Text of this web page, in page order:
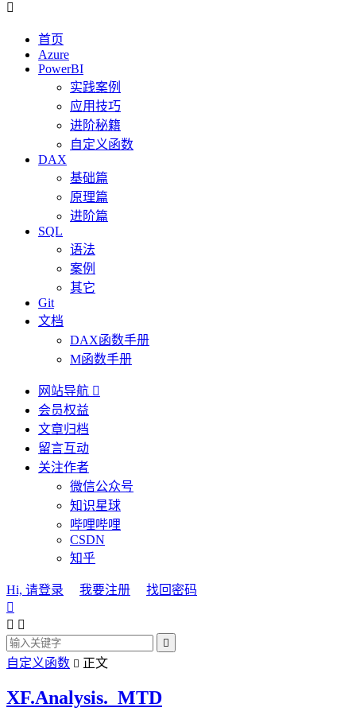

首页
Azure
PowerBI
实践案例
应用技巧
进阶秘籍
自定义函数
DAX
基础篇
原理篇
进阶篇
SQL
语法
案例
其它
Git
文档
DAX函数手册
M函数手册
网站导航 
会员权益
文章归档
留言互动
关注作者
微信公众号
知识星球
哔哩哔哩
CSDN
知乎
Hi, 请登录 我要注册
找回密码

 

自定义函数  正文
XF.Analysis._MTD